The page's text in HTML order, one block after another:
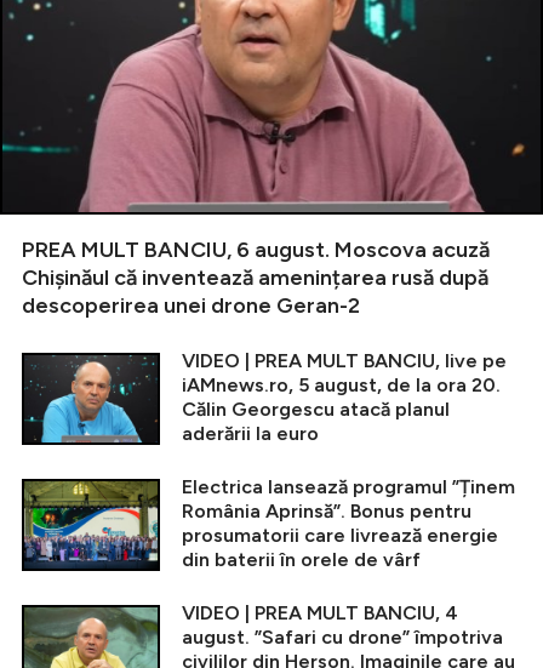
PREA MULT BANCIU, 6 august. Moscova acuză
Chișinăul că inventează amenințarea rusă după
descoperirea unei drone Geran-2
VIDEO | PREA MULT BANCIU, live pe
iAMnews.ro, 5 august, de la ora 20.
Călin Georgescu atacă planul
aderării la euro
Electrica lansează programul ”Ținem
România Aprinsă”. Bonus pentru
prosumatorii care livrează energie
din baterii în orele de vârf
VIDEO | PREA MULT BANCIU, 4
august. ”Safari cu drone” împotriva
civililor din Herson. Imaginile care au